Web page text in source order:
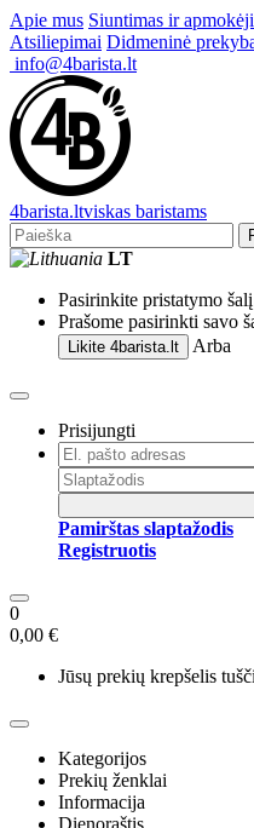
Apie mus Siuntimas ir
Atsiliepimai Didmeninė
info@4barista.lt
4barista.ltviskas baristams
LT
Pasirinkite pristatymo šalį
Prašome pasirinkti savo
Likite 4barista.lt Arba
Prisijungti
Pamirštas slaptažodis
Registruotis
0
0,00 €
Jūsų prekių krepšelis
Kategorijos
Prekių ženklai
Informacija
Dienoraštis